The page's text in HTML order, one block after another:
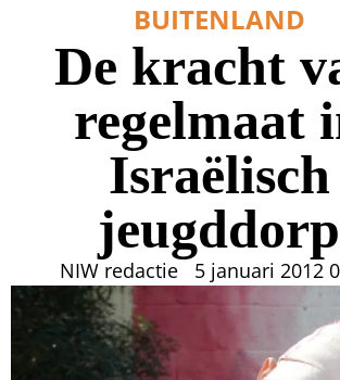
BUITENLAND
De kracht
regelmaat
Israëlisch
jeugddorp
NIW redactie 5 januari 2012